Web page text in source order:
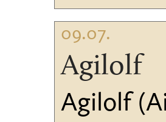
09.07.
Agilolf
Agilolf